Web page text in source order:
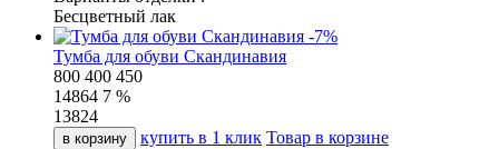
Бесцветный лак
-7%
Тумба для обуви Скандинавия
800 400 450
14864 7 %
13824
в корзину купить в 1 клик Товар в корзине